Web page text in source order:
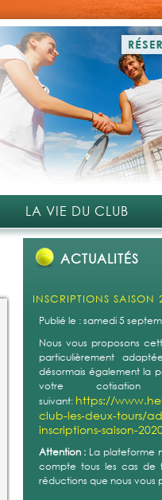
LA VIE DU CLUB
ACTUALITÉS
COURTS EXTÉRIEURS
Publié le : dimanche 4
Depuis un peu plus d’un
Hachimette est interdit
problème va enfin être
retenue par les villes et
intervenir lors d’une
un premier temps de
les fissures, rabotant les
périphérie des terrains
d’eau et retenir la
coller un tapis piqueté